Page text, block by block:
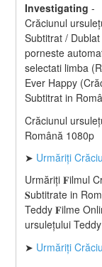
Investigating -
Crăciunul
Subtitrat / Dublat
porneste
selectati limba
Ever Happy
Subtitrat in
Crăciunul
Română 1080p
➤ Urmăriți
Urmăriți 𝐅ilmul
𝐒ubtitrate in
Teddy 𝐅ilme
ursulețului
➤ Urmăriți